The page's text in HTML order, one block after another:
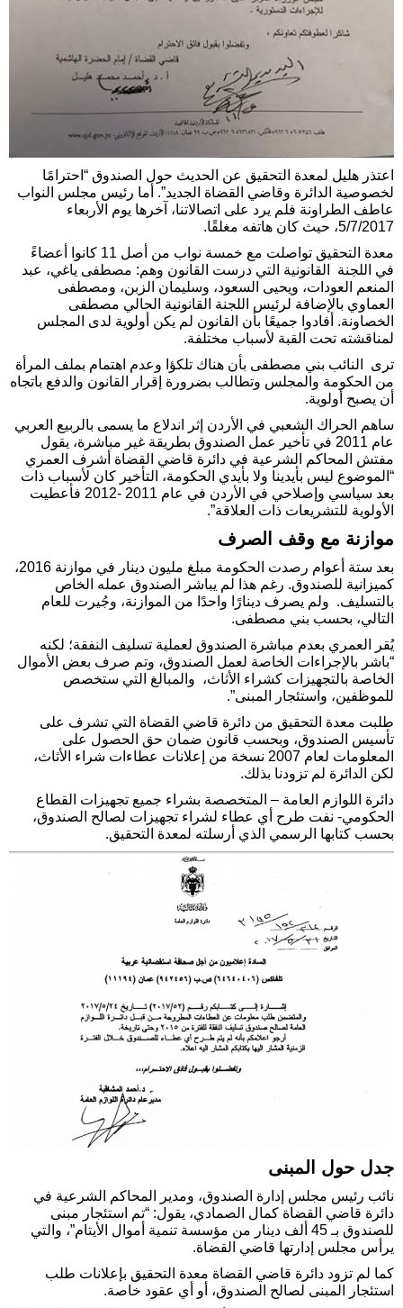
اعتذر هليل لمعدة التحقيق عن الحديث حول الصندوق “احترامًا
لخصوصية الدائرة وقاضي القضاة الجديد”. أما رئيس مجلس النواب
عاطف الطراونة فلم يرد على اتصالاتنا، آخرها يوم الأربعاء
5/7/2017، حيث كان هاتفه مغلقًا.
معدة التحقيق تواصلت مع خمسة نواب من أصل 11 كانوا أعضاءً
في اللجنة القانونية التي درست القانون وهم: مصطفى ياغي، عبد
المنعم العودات، ويحيى السعود، وسليمان الزبن، ومصطفى
العماوي بالإضافة لرئيس اللجنة القانونية الحالي مصطفى
الخصاونة. أفادوا جميعًا بأن القانون لم يكن أولوية لدى المجلس
لمناقشته تحت القبة لأسباب مختلفة.
ترى النائب بني مصطفى بأن هناك تلكؤا وعدم اهتمام بملف المرأة
من الحكومة والمجلس وتطالب بضرورة إقرار القانون والدفع باتجاه
أن يصبح أولوية.
ساهم الحراك الشعبي في الأردن إثر اندلاع ما يسمى بالربيع العربي
عام 2011 في تأخير عمل الصندوق بطريقة غير مباشرة، يقول
مفتش المحاكم الشرعية في دائرة قاضي القضاة أشرف العمري
“الموضوع ليس بأيدينا ولا بأيدي الحكومة، التأخير كان لأسباب ذات
بعد سياسي وإصلاحي في الأردن في عام 2011 -2012 فأعطيت
الأولوية للتشريعات ذات العلاقة”.
موازنة مع وقف الصرف
بعد ستة أعوام رصدت الحكومة مبلغ مليون دينار في موازنة 2016،
كميزانية للصندوق. رغم هذا لم يباشر الصندوق عمله الخاص
بالتسليف. ولم يصرف دينارًا واحدًا من الموازنة، وجُيرت للعام
التالي، بحسب بني مصطفى.
يُقر العمري بعدم مباشرة الصندوق لعملية تسليف النفقة؛ لكنه
“باشر بالإجراءات الخاصة لعمل الصندوق، وتم صرف بعض الأموال
الخاصة بالتجهيزات كشراء الأثاث، والمبالغ التي ستخصص
للموظفين، واستئجار المبنى”.
طلبت معدة التحقيق من دائرة قاضي القضاة التي تشرف على
تأسيس الصندوق، وبحسب قانون ضمان حق الحصول على
المعلومات لعام 2007 نسخة من إعلانات عطاءات شراء الأثاث،
لكن الدائرة لم تزودنا بذلك.
دائرة اللوازم العامة – المتخصصة بشراء جميع تجهيزات القطاع
الحكومي- نفت طرح أي عطاء لشراء تجهيزات لصالح الصندوق،
بحسب كتابها الرسمي الذي أرسلته لمعدة التحقيق.
جدل حول المبنى
نائب رئيس مجلس إدارة الصندوق، ومدير المحاكم الشرعية في
دائرة قاضي القضاة كمال الصمادي، يقول: “تم استئجار مبنى
للصندوق بـ 45 ألف دينار من مؤسسة تنمية أموال الأيتام”، والتي
يرأس مجلس إدارتها قاضي القضاة.
كما لم تزود دائرة قاضي القضاة معدة التحقيق بإعلانات طلب
استئجار المبنى لصالح الصندوق، أو أي عقود خاصة.